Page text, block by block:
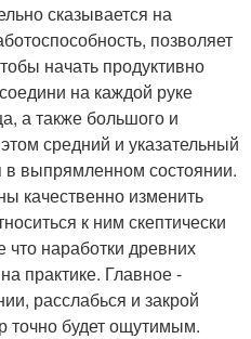
сказывается на
позволяет
начать продуктивно
на каждой руке
а также большого и
средний и указательный
выпрямленном состоянии.
качественно изменить
к ним скептически
что наработки древних
практике. Главное -
расслабься и закрой
точно будет ощутимым.